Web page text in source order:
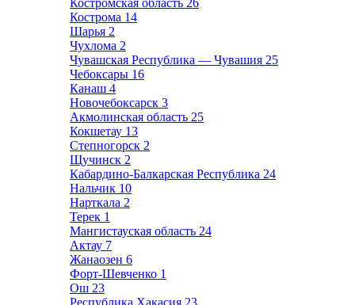
Костромская область 26
Кострома 14
Шарья 2
Чухлома 2
Чувашская Республика — Чувашия 25
Чебоксары 16
Канаш 4
Новочебоксарск 3
Акмолинская область 25
Кокшетау 13
Степногорск 2
Щучинск 2
Кабардино-Балкарская Республика 24
Нальчик 10
Нарткала 2
Терек 1
Мангистауская область 24
Актау 7
Жанаозен 6
Форт-Шевченко 1
Ош 23
Республика Хакасия 23